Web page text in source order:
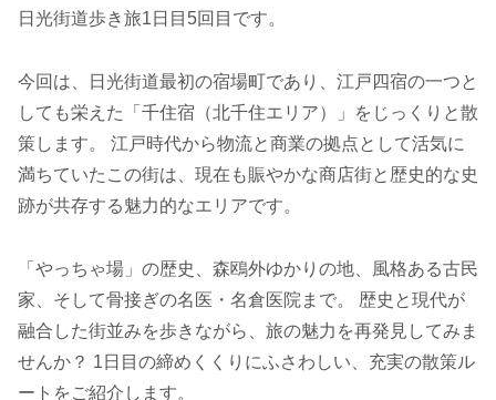
日光街道歩き旅1日目5回目です。
今回は、日光街道最初の宿場町であり、江戸四宿の一つと
しても栄えた「千住宿（北千住エリア）」をじっくりと散
策します。 江戸時代から物流と商業の拠点として活気に
満ちていたこの街は、現在も賑やかな商店街と歴史的な史
跡が共存する魅力的なエリアです。
「やっちゃ場」の歴史、森鴎外ゆかりの地、風格ある古民
家、そして骨接ぎの名医・名倉医院まで。 歴史と現代が
融合した街並みを歩きながら、旅の魅力を再発見してみま
せんか？ 1日目の締めくくりにふさわしい、充実の散策ル
ートをご紹介します。